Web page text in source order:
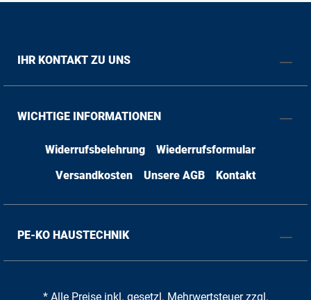
IHR KONTAKT ZU UNS
WICHTIGE INFORMATIONEN
Widerrufsbelehrung
Wiederrufsformular
Versandkosten
Unsere AGB Kontakt
PE-KO HAUSTECHNIK
* Alle Preise inkl. gesetzl. Mehrwertsteuer zzgl.